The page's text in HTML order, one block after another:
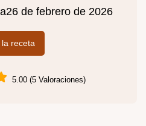
26 de febrero de 2026
la receta
5.00 (5 Valoraciones)